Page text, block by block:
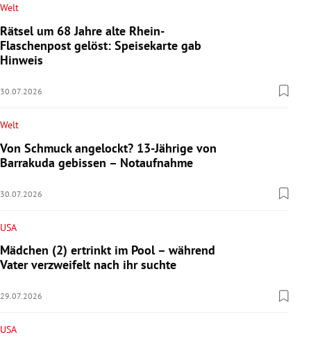
Welt
Rätsel um 68 Jahre alte Rhein-
Flaschenpost gelöst: Speisekarte gab
Hinweis
30.07.2026
Welt
Von Schmuck angelockt? 13-Jährige von
Barrakuda gebissen – Notaufnahme
30.07.2026
USA
Mädchen (2) ertrinkt im Pool – während
Vater verzweifelt nach ihr suchte
29.07.2026
USA